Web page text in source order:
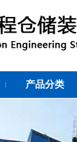
产品分类